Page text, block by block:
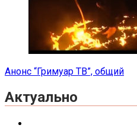
Анонс “Гримуар ТВ”, общий
Актуально